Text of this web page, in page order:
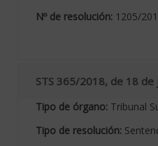
Nº de resolución: 1205/
STS 365/2018, de 18 de
Tipo de órgano: Tribunal
Tipo de resolución: